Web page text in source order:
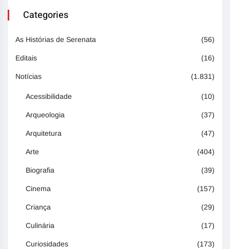
Categories
As Histórias de Serenata (56)
Editais (16)
Notícias (1.831)
Acessibilidade (10)
Arqueologia (37)
Arquitetura (47)
Arte (404)
Biografia (39)
Cinema (157)
Criança (29)
Culinária (17)
Curiosidades (173)